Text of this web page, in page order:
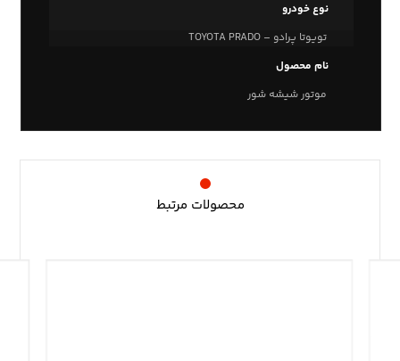
نوع خودرو
تویوتا پرادو – TOYOTA PRADO
نام محصول
موتور شیشه شور
محصولات مرتبط